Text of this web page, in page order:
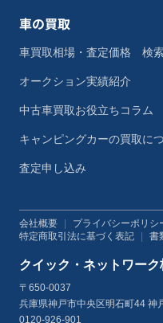
車の買取
車買取相場・査定価格 検
オークション実績紹介
中古車買取お役立ちコラム
キャンピングカーの買取に
査定申し込み
会社概要 プライバシーポリシ
特定商取引法に基づく表記
書
クイック・ネットワー
〒650-0037
兵庫県神戸市中央区明石町44 神
0120-926-901